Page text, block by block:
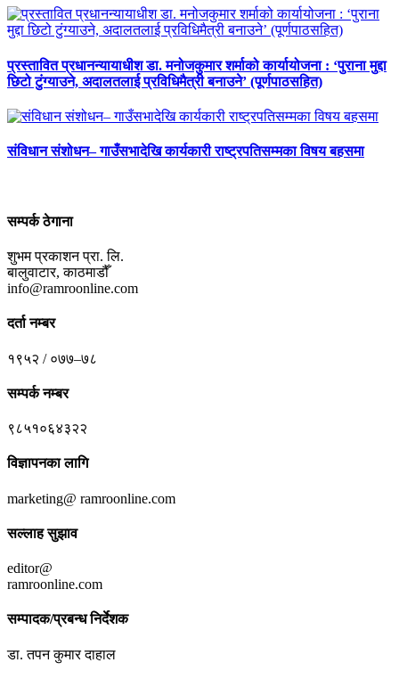
प्रस्तावित प्रधानन्यायाधीश डा. मनोजकुमार शर्माको कार्यायोजना : ‘पुराना मुद्दा
छिटो टुंग्याउने, अदालतलाई प्रविधिमैत्री बनाउने’ (पूर्णपाठसहित)
संविधान संशोधन– गाउँसभादेखि कार्यकारी राष्ट्रपतिसम्मका विषय बहसमा
सम्पर्क ठेगाना
शुभम प्रकाशन प्रा. लि.
बालुवाटार, काठमाडौँ
info@ramroonline.com
दर्ता नम्बर
१९५२ / ०७७–७८
सम्पर्क नम्बर
९८५१०६४३२२
विज्ञापनका लागि
marketing@ ramroonline.com
सल्लाह सुझाव
editor@
ramroonline.com
सम्पादक/प्रबन्ध निर्देशक
डा. तपन कुमार दाहाल